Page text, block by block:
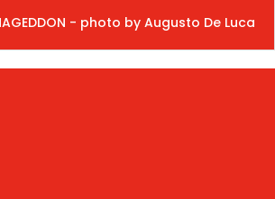
- photo by Augusto De Luca